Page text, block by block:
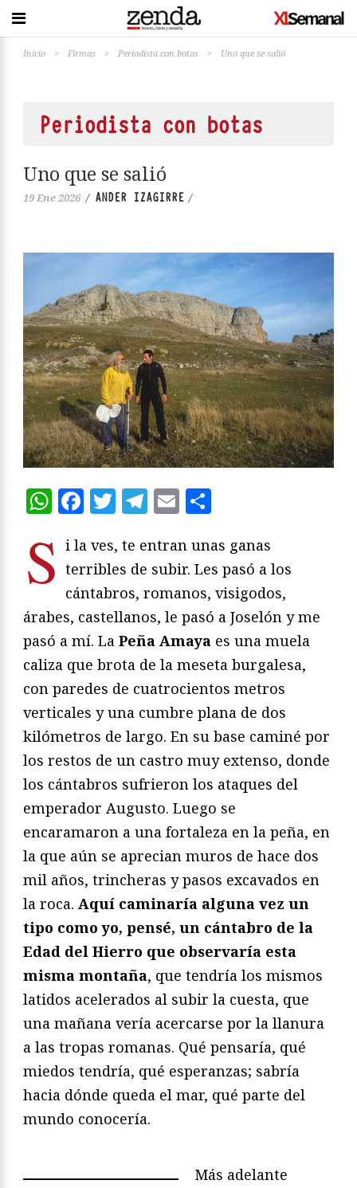
Inicio > Firmas > Periodista con botas > Uno que se salió
Periodista con botas
Uno que se salió
19 Ene 2026 / ANDER IZAGIRRE /
WhatsApp
Facebook
Twitter
Telegram
Email
S i la ves, te entran unas ganas
terribles de subir. Les pasó a los
cántabros, romanos, visigodos,
árabes, castellanos, le pasó a Joselón y me
pasó a mí. La Peña Amaya es una muela
caliza que brota de la meseta burgalesa,
con paredes de cuatrocientos metros
verticales y una cumbre plana de dos
kilómetros de largo. En su base caminé por
los restos de un castro muy extenso, donde
los cántabros sufrieron los ataques del
emperador Augusto. Luego se
encaramaron a una fortaleza en la peña, en
la que aún se aprecian muros de hace dos
mil años, trincheras y pasos excavados en
la roca. Aquí caminaría alguna vez un
tipo como yo, pensé, un cántabro de la
Edad del Hierro que observaría esta
misma montaña, que tendría los mismos
latidos acelerados al subir la cuesta, que
una mañana vería acercarse por la llanura
a las tropas romanas. Qué pensaría, qué
miedos tendría, qué esperanzas; sabría
hacia dónde queda el mar, qué parte del
mundo conocería.
Más adelante